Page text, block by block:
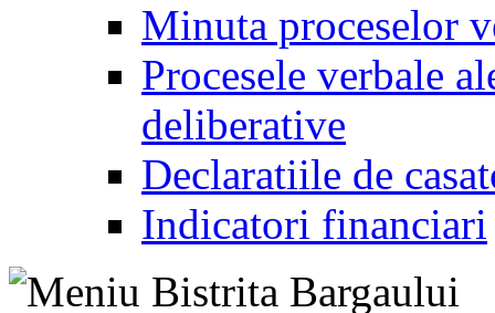
Minuta proceselor
Procesele verbale
deliberative
Declaratiile de
Indicatori financiari